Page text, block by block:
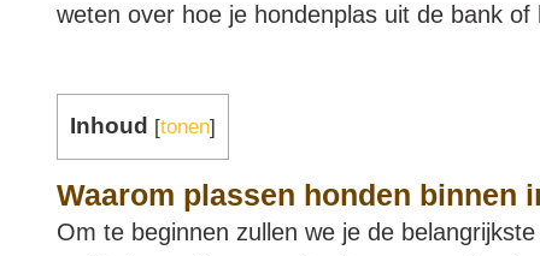
weten over hoe je hondenplas uit de bank
Inhoud [tonen]
Waarom plassen honden binnen
Om te beginnen zullen we je de